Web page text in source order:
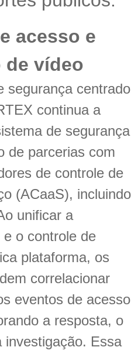
acesso e
de vídeo
segurança centrado
continua a
de segurança
de parcerias com
de controle de
(ACaaS), incluindo
unificar a
o controle de
plataforma, os
correlacionar
eventos de acesso
a resposta, o
investigação. Essa